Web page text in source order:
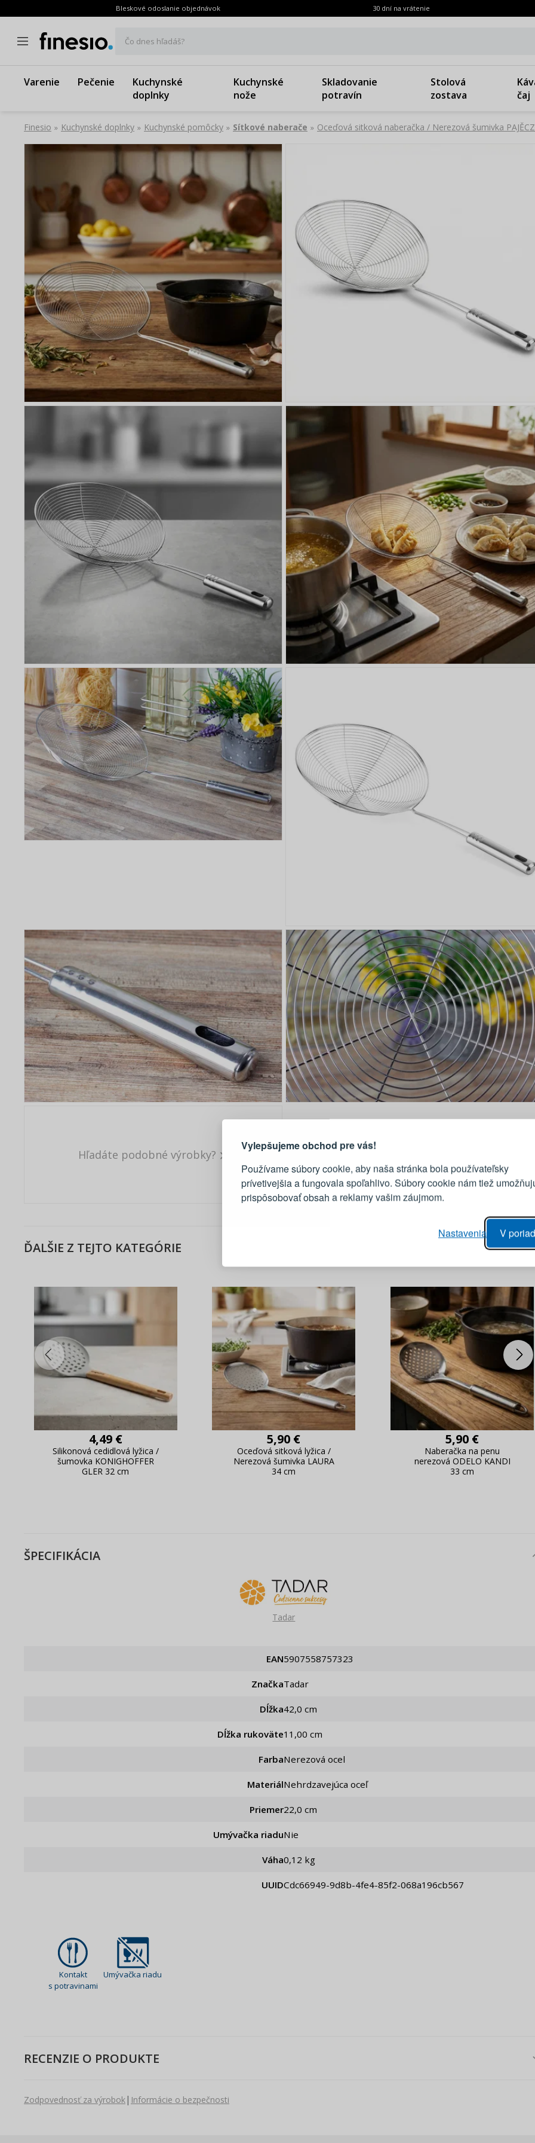
Vylepšujeme obchod pre vás!
Používame súbory cookie, aby naša stránka bola používateľsky
prívetivejšia a fungovala spoľahlivo. Súbory cookie nám tiež
prispôsobovať obsah a reklamy vašim záujmom.
V
Nastavenia
Bleskové odoslanie objednávok 30 dní na vrátenie
Čo dnes hľadáš?
Varenie Pečenie
Kuchynské
doplnky
Kuchynské
nože
Skladovanie
potravín
Stolová
zostava
čaj
Finesio » Kuchynské doplnky » Kuchynské pomôcky » Sítkové naberače » Oceďová sitková naberačka / Nerezová šumivka
Hľadáte podobné výrobky?
ĎALŠIE Z TEJTO KATEGÓRIE
4,49 €
Silikonová cedidlová lyžica /
šumovka KONIGHOFFER
GLER 32 cm
5,90 €
Oceďová sitková lyžica /
Nerezová šumivka LAURA
34 cm
5,90 €
Naberačka na penu
nerezová ODELO KANDI
33 cm
ŠPECIFIKÁCIA
Tadar
EAN 5907558757323
Značka Tadar
Dĺžka 42,0 cm
Dĺžka rukoväte 11,00 cm
Farba Nerezová ocel
Materiál Nehrdzavejúca oceľ
Priemer 22,0 cm
Umývačka riadu Nie
Váha 0,12 kg
UUID cdc66949-9d8b-4fe4-85f2-068a196cb567
Kontakt
s potravinami
Umývačka riadu
RECENZIE O PRODUKTE
Zodpovednosť za výrobok| Informácie o bezpečnosti
Tu je dôvod, prečo sa oplatí vytvoriť
účet
Živý náhľad na zmeny v objednávke
PRIHLÁSENIE
E-mail
PRIHLÁSIŤ
Pripomenutie